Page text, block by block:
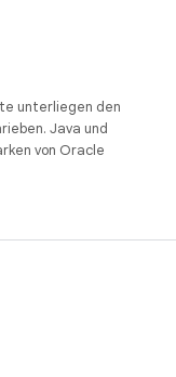
unterliegen den
Java und
von Oracle